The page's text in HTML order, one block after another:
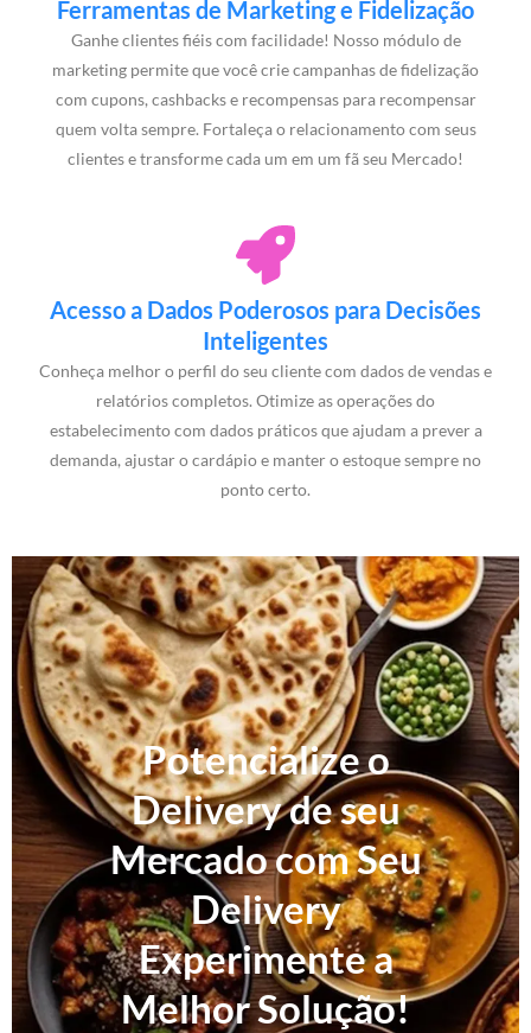
Ferramentas de Marketing e Fidelização
Ganhe clientes fiéis com facilidade! Nosso módulo de
marketing permite que você crie campanhas de fidelização
com cupons, cashbacks e recompensas para recompensar
quem volta sempre. Fortaleça o relacionamento com seus
clientes e transforme cada um em um fã seu Mercado!
Acesso a Dados Poderosos para Decisões
Inteligentes
Conheça melhor o perfil do seu cliente com dados de vendas e
relatórios completos. Otimize as operações do
estabelecimento com dados práticos que ajudam a prever a
demanda, ajustar o cardápio e manter o estoque sempre no
ponto certo.
Potencialize o
Delivery de seu
Mercado com Seu
Delivery
Experimente a
Melhor Solução!